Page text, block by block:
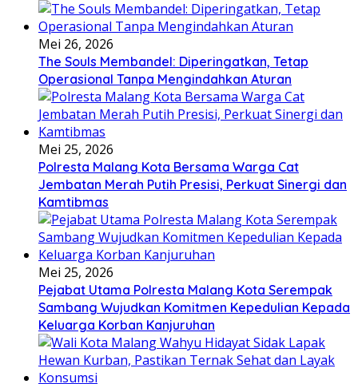
Mei 26, 2026
The Souls Membandel: Diperingatkan, Tetap
Operasional Tanpa Mengindahkan Aturan
Mei 25, 2026
Polresta Malang Kota Bersama Warga Cat
Jembatan Merah Putih Presisi, Perkuat Sinergi dan
Kamtibmas
Mei 25, 2026
Pejabat Utama Polresta Malang Kota Serempak
Sambang Wujudkan Komitmen Kepedulian Kepada
Keluarga Korban Kanjuruhan